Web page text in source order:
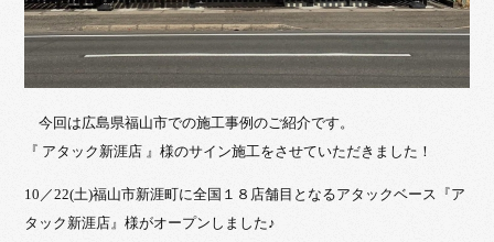
今回は広島県福山市での施工事例のご紹介です。
『 アタック新涯店 』様のサイン施工をさせていただきました！
10／22(土)福山市新涯町に全国１８店舗目となるアタックベース『ア
タック新涯店』様がオープンしました♪